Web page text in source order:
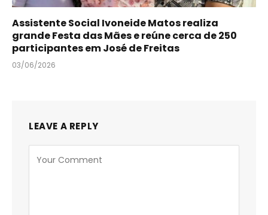
Assistente Social Ivoneide Matos realiza
grande Festa das Mães e reúne cerca de 250
participantes em José de Freitas
03/06/2026
LEAVE A REPLY